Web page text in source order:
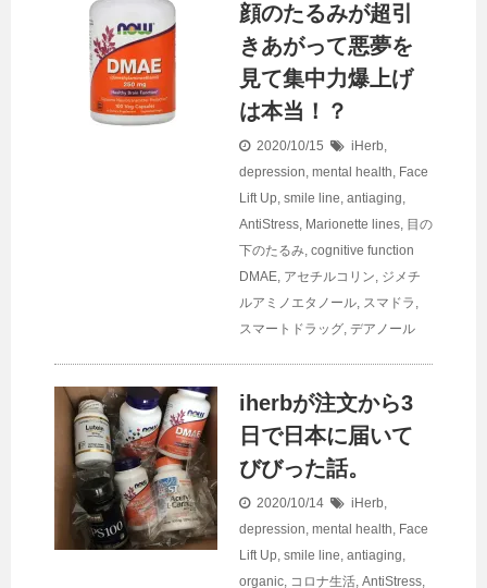
顔のたるみが超引
きあがって悪夢を
見て集中力爆上げ
は本当！？
2020/10/15 iHerb,
depression, mental health, Face
Lift Up, smile line, antiaging,
AntiStress, Marionette lines, 目の
下のたるみ, cognitive function
DMAE, アセチルコリン, ジメチ
ルアミノエタノール, スマドラ ,
スマートドラッグ, デアノール
iherbが注文から3
日で日本に届いて
びびった話。
2020/10/14 iHerb,
depression, mental health, Face
Lift Up, smile line, antiaging,
organic, コロナ生活, AntiStress,